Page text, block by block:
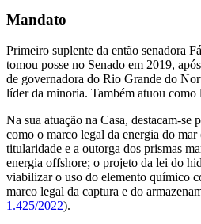
Mandato
Primeiro suplente da então senadora
tomou posse no Senado em 2019,
de governadora do Rio Grande do
líder da minoria. Também atuou
Na sua atuação na Casa, destacam-se
como o marco legal da energia do mar
titularidade e a outorga dos prismas
energia offshore; o projeto da lei do
viabilizar o uso do elemento químico
marco legal da captura e do
1.425/2022).